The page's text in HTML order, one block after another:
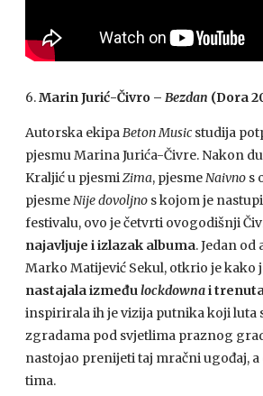
6.Marin Jurić-Čivro – Bezdan (Dora
Autorska ekipa Beton Music studija
pjesmu Marina Jurića-Čivre. Nakon
Kraljić u pjesmi Zima, pjesme Naivno s
pjesme Nije dovoljno s kojom je
festivalu, ovo je četvrti ovogodišnji
najavljuje i izlazak albuma. Jedan od
Marko Matijević Sekul, otkrio je kako
nastajala između lockdownai
inspirirala ih je vizija putnika koji luta
zgradama pod svjetlima praznog
nastojao prenijeti taj mračni ugođaj, a
tima.